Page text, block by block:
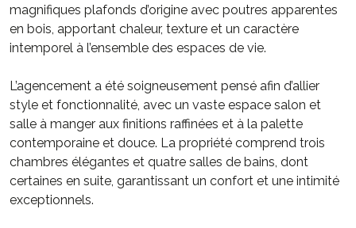
magnifiques plafonds d’origine avec poutres apparentes
en bois, apportant chaleur, texture et un caractère
intemporel à l’ensemble des espaces de vie.
L’agencement a été soigneusement pensé afin d’allier
style et fonctionnalité, avec un vaste espace salon et
salle à manger aux finitions raffinées et à la palette
contemporaine et douce. La propriété comprend trois
chambres élégantes et quatre salles de bains, dont
certaines en suite, garantissant un confort et une intimité
exceptionnels.